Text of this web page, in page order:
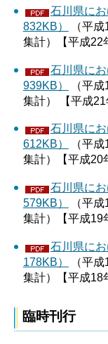
石川県に
832KB）
（平
集計）【平成22
石川県に
939KB）
（平
集計） 【平成21
石川県に
612KB）
（平
集計）【平成20
石川県に
579KB）
（平
集計）【平成19
石川県に
178KB）
（平
集計）【平成18
臨時刊行